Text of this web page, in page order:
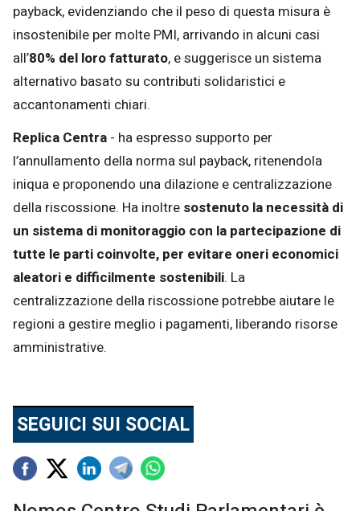
payback, evidenziando che il peso di questa misura è
insostenibile per molte PMI, arrivando in alcuni casi
all’80% del loro fatturato, e suggerisce un sistema
alternativo basato su contributi solidaristici e
accantonamenti chiari.
Replica Centra - ha espresso supporto per
l’annullamento della norma sul payback, ritenendola
iniqua e proponendo una dilazione e centralizzazione
della riscossione. Ha inoltre sostenuto la necessità di
un sistema di monitoraggio con la partecipazione di
tutte le parti coinvolte, per evitare oneri economici
aleatori e difficilmente sostenibili. La
centralizzazione della riscossione potrebbe aiutare le
regioni a gestire meglio i pagamenti, liberando risorse
amministrative.
SEGUICI SUI SOCIAL